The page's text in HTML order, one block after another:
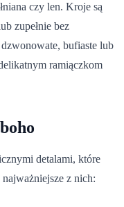
czy len. Kroje są
zupełnie bez
bufiaste lub
ramiączkom
detalami, które
z nich: